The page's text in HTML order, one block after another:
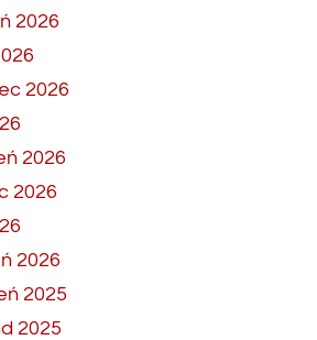
2026
2026
2026
2026
2026
2025
2025